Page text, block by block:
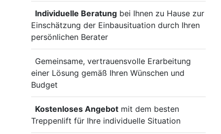
Individuelle Beratung bei Ihnen zu Hause zur
Einschätzung der Einbausituation durch Ihren
persönlichen Berater
Gemeinsame, vertrauensvolle Erarbeitung
einer Lösung gemäß Ihren Wünschen und
Budget
Kostenloses Angebot mit dem besten
Treppenlift für Ihre individuelle Situation